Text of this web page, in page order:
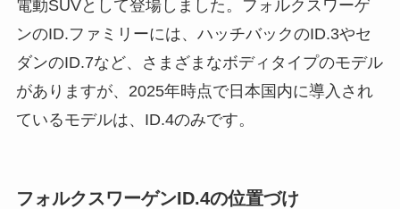
電動SUVとして登場しました。フォルクスワーゲ
ンのID.ファミリーには、ハッチバックのID.3やセ
ダンのID.7など、さまざまなボディタイプのモデル
がありますが、2025年時点で日本国内に導入され
ているモデルは、ID.4のみです。
フォルクスワーゲンID.4の位置づけ